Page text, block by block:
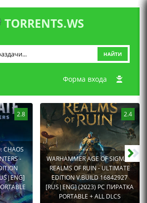
TORRENTS.WS
НАЙТИ
Форма входа
2.8
CHAOS
-
2.4
WARHAMMER AGE OF SIGMAR:
REALMS OF RUIN - ULTIMATE
EDITION V.BUILD 16842927
[RUS|ENG] (2023) PC ПИРАТКА
PORTABLE + ALL DLCS